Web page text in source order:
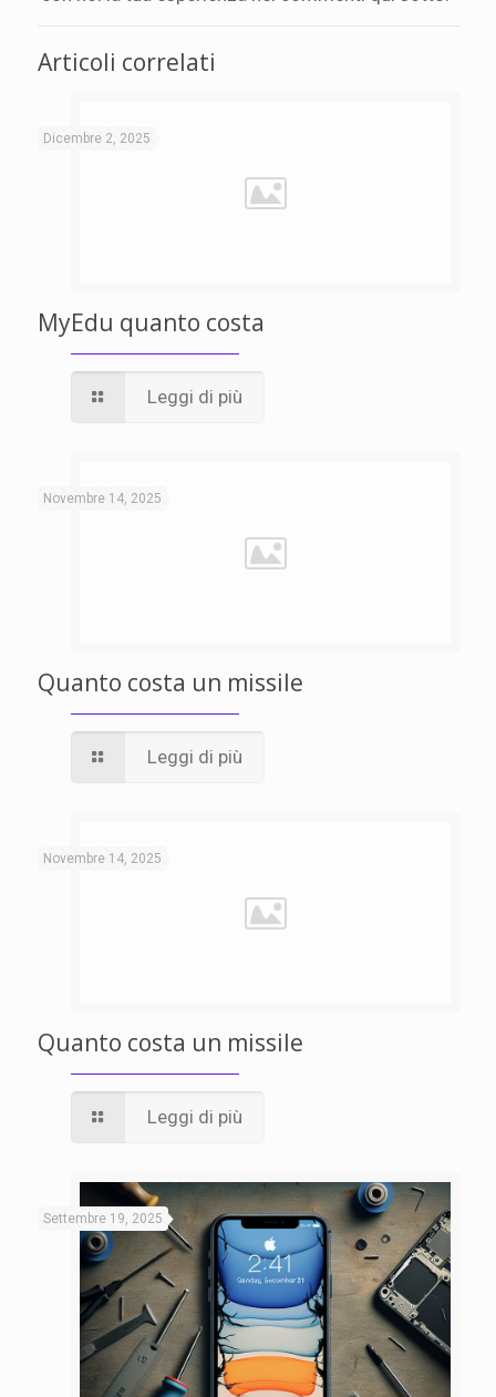
Articoli correlati
Dicembre 2, 2025
MyEdu quanto costa
Leggi di più
Novembre 14, 2025
Quanto costa un missile
Leggi di più
Novembre 14, 2025
Quanto costa un missile
Leggi di più
Settembre 19, 2025